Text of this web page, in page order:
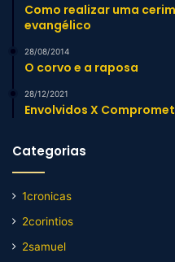
Como realizar uma
evangélico
28/08/2014
O corvo e a raposa
28/12/2021
Envolvidos X
Categorias
1cronicas
2corintios
2samuel